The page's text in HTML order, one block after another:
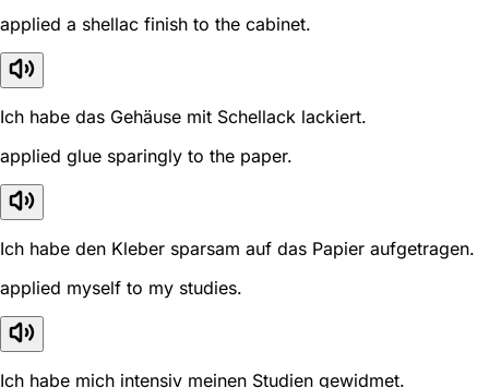
applied a shellac finish to the cabinet.
Ich habe das Gehäuse mit Schellack lackiert.
applied glue sparingly to the paper.
Ich habe den Kleber sparsam auf das Papier aufgetragen.
applied myself to my studies.
Ich habe mich intensiv meinen Studien gewidmet.